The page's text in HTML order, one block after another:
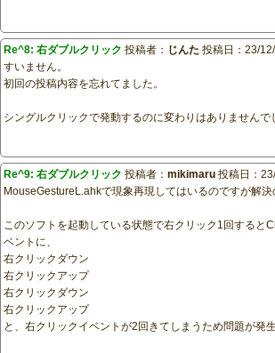
Re^8: 右ダブルクリック 投稿者： じんた 投稿日：23/
すいません。
初回の投稿内容を忘れてました。
シングルクリックで発動するのに変わりはありませんで
Re^9: 右ダブルクリック 投稿者： mikimaru 投稿日：
MouseGestureL.ahkで現象再現してはいるのですが解
このソフトを起動している状態で右クリック1回すると
ベントに、
右クリックダウン
右クリックアップ
右クリックダウン
右クリックアップ
と、右クリックイベントが2回きてしまうため問題が発